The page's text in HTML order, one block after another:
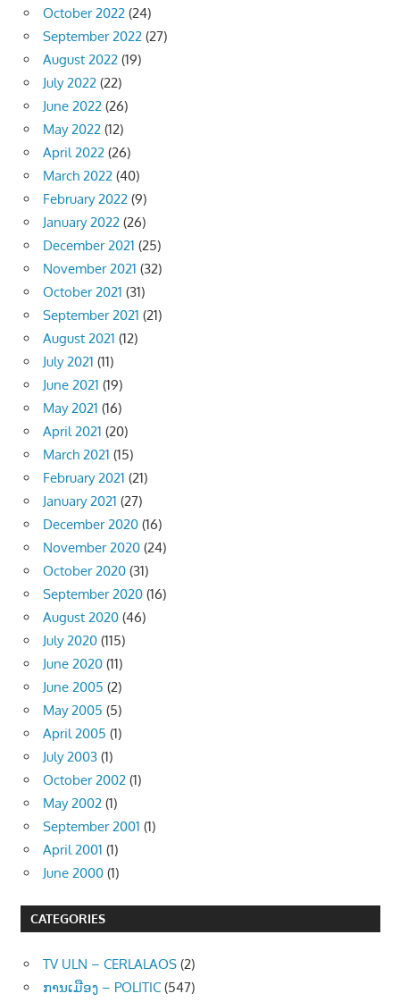
October 2022 (24)
September 2022 (27)
August 2022 (19)
July 2022 (22)
June 2022 (26)
May 2022 (12)
April 2022 (26)
March 2022 (40)
February 2022 (9)
January 2022 (26)
December 2021 (25)
November 2021 (32)
October 2021 (31)
September 2021 (21)
August 2021 (12)
July 2021 (11)
June 2021 (19)
May 2021 (16)
April 2021 (20)
March 2021 (15)
February 2021 (21)
January 2021 (27)
December 2020 (16)
November 2020 (24)
October 2020 (31)
September 2020 (16)
August 2020 (46)
July 2020 (115)
June 2020 (11)
June 2005 (2)
May 2005 (5)
April 2005 (1)
July 2003 (1)
October 2002 (1)
May 2002 (1)
September 2001 (1)
April 2001 (1)
June 2000 (1)
CATEGORIES
TV ULN – CERLALAOS (2)
ການເມືອງ – POLITIC (547)